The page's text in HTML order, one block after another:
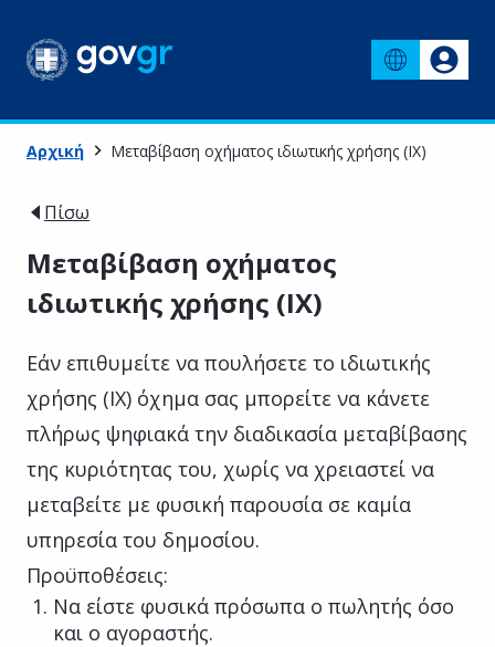
Αρχική Μεταβίβαση οχήματος ιδιωτικής χρήσης (ΙΧ)
Πίσω
Μεταβίβαση οχήματος
ιδιωτικής χρήσης (ΙΧ)
Εάν επιθυμείτε να πουλήσετε το ιδιωτικής
χρήσης (ΙΧ) όχημα σας μπορείτε να κάνετε
πλήρως ψηφιακά την διαδικασία μεταβίβασης
της κυριότητας του, χωρίς να χρειαστεί να
μεταβείτε με φυσική παρουσία σε καμία
υπηρεσία του δημοσίου.
Προϋποθέσεις:
Να είστε φυσικά πρόσωπα ο πωλητής όσο
και ο αγοραστής.